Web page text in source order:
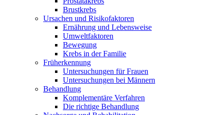
Brustkrebs
Ursachen und Risikofaktoren
Ernährung und Lebensweise
Umweltfaktoren
Bewegung
Krebs in der Familie
Früherkennung
Untersuchungen für Frauen
Untersuchungen bei Männern
Behandlung
Komplementäre Verfahren
Die richtige Behandlung